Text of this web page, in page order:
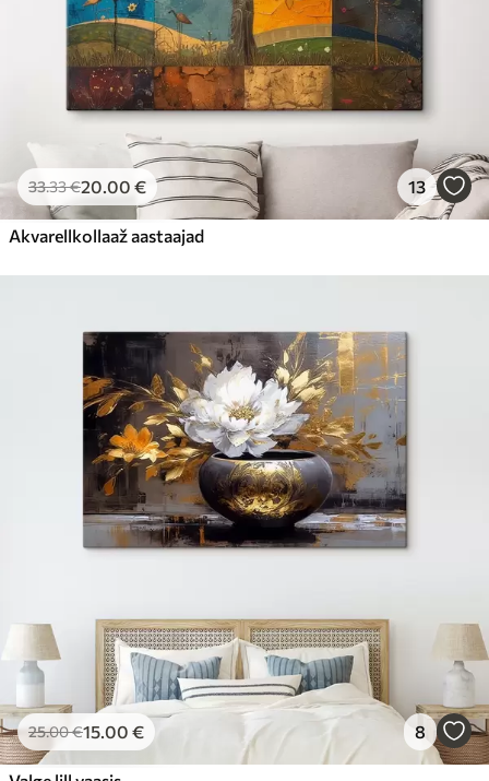
33.33€20.00 € 13
Akvarellkollaaž aastaajad
25.00€15.00 € 8